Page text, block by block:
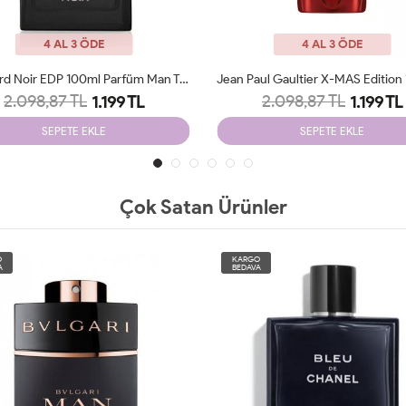
4 AL 3 ÖDE
Jean Paul Gaultier X-MAS Edition 125 Ml Parfüm Man Tester
2.098,87 TL 1.199 TL
SEPETE EKLE
4 AL 3 ÖDE
2.098,87 TL 1.199 TL
SEPETE EKLE
Çok Satan Ürünler
KARGO
BEDAVA